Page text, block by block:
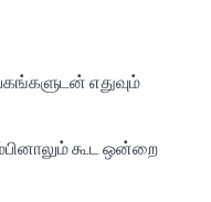
எதுவும்
கூட ஒன்றை